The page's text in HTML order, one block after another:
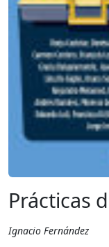
Prácticas
Ignacio Fernández